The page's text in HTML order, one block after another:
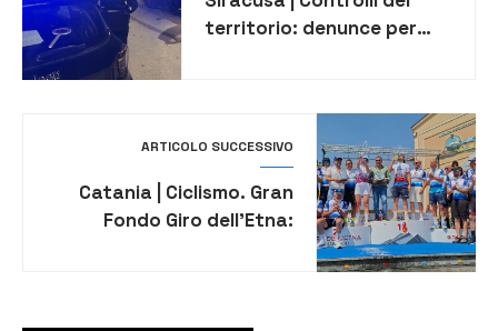
territorio: denunce per
lavoratore in nero in un
locale
ARTICOLO SUCCESSIVO
Catania | Ciclismo. Gran
Fondo Giro dell’Etna: